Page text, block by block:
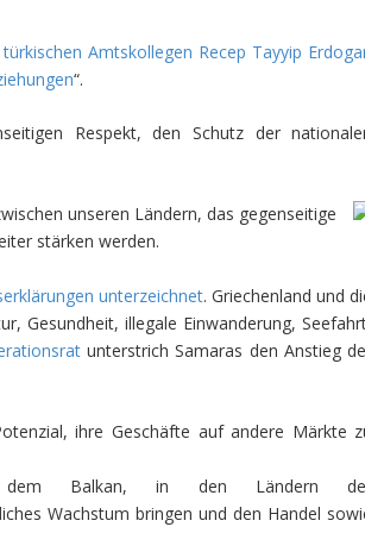
Amtskollegen Recep Tayyip
“.
Respekt, den Schutz der
unseren Ländern, das gegenseitige
stärken werden.
unterzeichnet. Griechenland und
Gesundheit, illegale Einwanderung,
unterstrich Samaras den Anstieg
ihre Geschäfte auf andere Märkte
dem Balkan, in den Ländern
Wachstum bringen und den Handel